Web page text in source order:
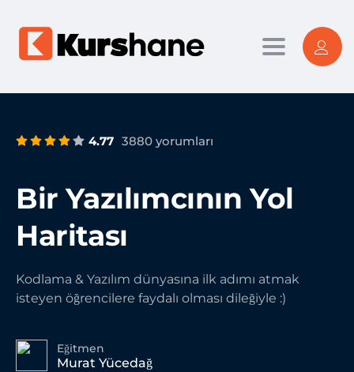
Toggle
4.77 3880 yorumları
Bir Yazılımcının Yol
Haritası
Kodlama & Yazılım dünyasına ilk adımı atmak
isteyen öğrencilere faydalı olması dileğiyle :)
Eğitmen
Murat Yücedağ